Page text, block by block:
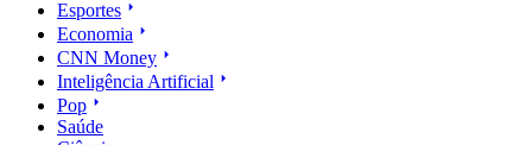
Esportes
Economia
CNN Money
Inteligência Artificial
Pop
Saúde